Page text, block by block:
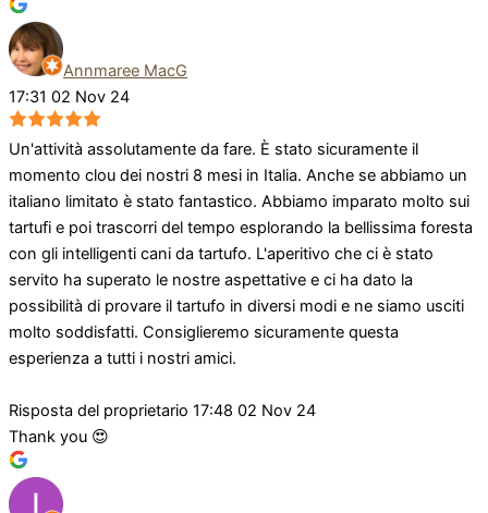
Annmaree MacG
17:31 02 Nov 24
Un'attività assolutamente da fare. È stato sicuramente il
momento clou dei nostri 8 mesi in Italia. Anche se abbiamo un
italiano limitato è stato fantastico. Abbiamo imparato molto sui
tartufi e poi trascorri del tempo esplorando la bellissima foresta
con gli intelligenti cani da tartufo. L'aperitivo che ci è stato
servito ha superato le nostre aspettative e ci ha dato la
possibilità di provare il tartufo in diversi modi e ne siamo usciti
molto soddisfatti. Consiglieremo sicuramente questa
esperienza a tutti i nostri amici.
Risposta del proprietario 17:48 02 Nov 24
Thank you 😍